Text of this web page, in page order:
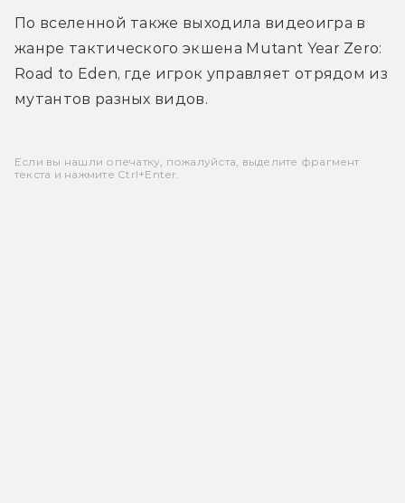
По вселенной также выходила видеоигра в
жанре тактического экшена Mutant Year Zero:
Road to Eden, где игрок управляет отрядом из
мутантов разных видов.
Если вы нашли опечатку, пожалуйста, выделите фрагмент
текста и нажмите Ctrl+Enter.